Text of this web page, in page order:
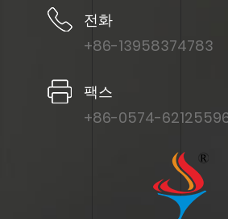
전화
+86-13958374783
팩스
+86-0574-